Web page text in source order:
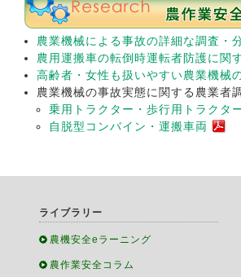
農業機械による事故の詳細な調査・
農用運搬車の転倒時運転者防護に関
高齢者・女性も扱いやすい農業機械
農業機械の事故実態に関する農業者
乗用トラクター・歩行用トラクタ
自脱型コンバイン・運搬車両
ライブラリー
農機安全eラーニング
農作業安全コラム